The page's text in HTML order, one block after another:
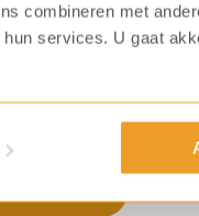
combineren met
services. U gaat
Bekijk dan
nieuwe. Deze
Van een